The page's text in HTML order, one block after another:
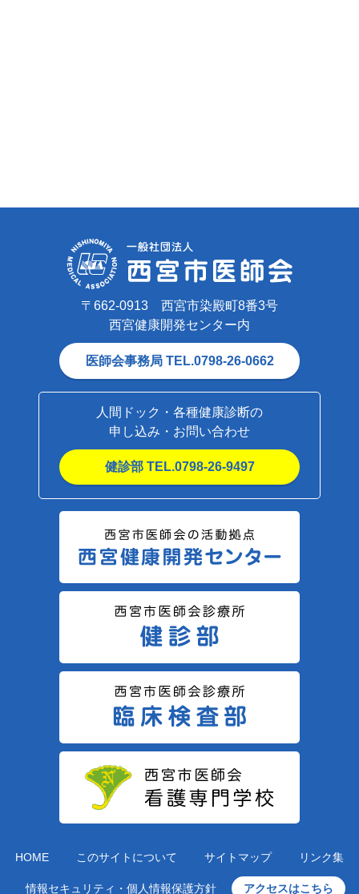
〒662-0913 西宮市染殿町8番3号
西宮健康開発センター内
医師会事務局 TEL.0798-26-0662
人間ドック・各種健康診断の
申し込み・お問い合わせ
健診部 TEL.0798-26-9497
HOME このサイトについて サイトマップ リンク集
情報セキュリティ・個人情報保護方針 アクセスはこちら